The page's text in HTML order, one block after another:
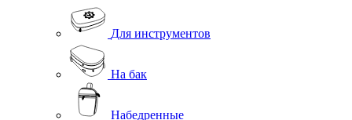
Для инструментов
На бак
Набедренные